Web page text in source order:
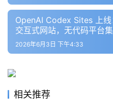
OpenAI Codex Sites 上
交互式网站，无代码平台
2026年6月3日 下午4:33
相关推荐